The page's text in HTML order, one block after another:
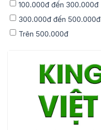
100.000đ đến 300.000đ
300.000đ đến 500.000đ
Trên 500.000đ